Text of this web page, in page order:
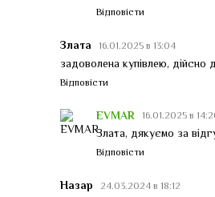
Відповісти
Злата 16.01.2025 в 13:04
задоволена купівлею, дійсно
Відповісти
EVMAR 16.01.2025 в
Злата, дякуємо за
Відповісти
Назар 24.03.2024 в 18:12